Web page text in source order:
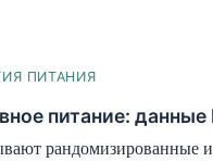
ПИТАНИЯ
питание: данные
рандомизированные